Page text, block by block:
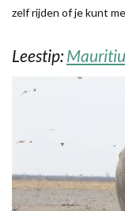
zelf rijden of je kunt
Leestip: